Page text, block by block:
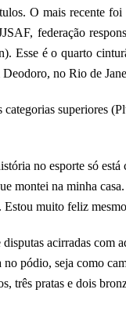
O mais recente
federação
Esse é o quarto
no Rio de
superiores
no esporte só
montei na minha
muito feliz
acirradas com
pódio, seja como
três pratas e dois